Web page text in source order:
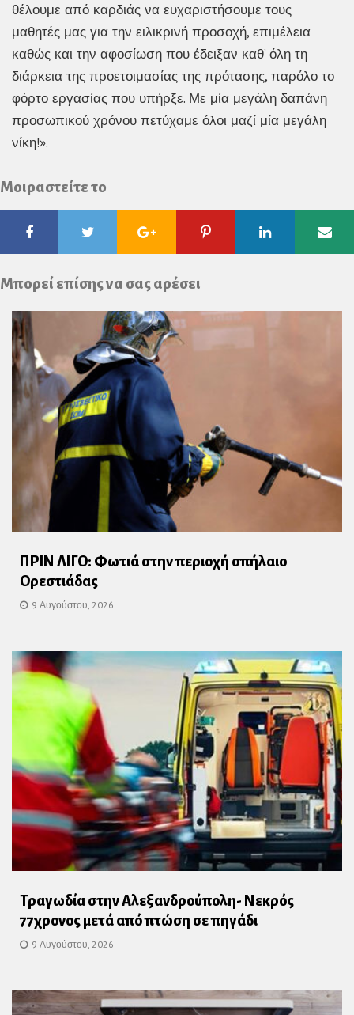
θέλουμε από καρδιάς να ευχαριστήσουμε τους
μαθητές μας για την ειλικρινή προσοχή, επιμέλεια
καθώς και την αφοσίωση που έδειξαν καθ’ όλη τη
διάρκεια της προετοιμασίας της πρότασης, παρόλο το
φόρτο εργασίας που υπήρξε. Με μία μεγάλη δαπάνη
προσωπικού χρόνου πετύχαμε όλοι μαζί μία μεγάλη
νίκη!».
Μοιραστείτε το
FacebookTwitter Google
Plus
Pinterest Linkedin
Μπορεί επίσης να σας αρέσει
ΠΡΙΝ ΛΙΓΟ: Φωτιά στην περιοχή σπήλαιο
Ορεστιάδας
9 Αυγούστου, 2026
Τραγωδία στην Αλεξανδρούπολη- Νεκρός
77χρονος μετά από πτώση σε πηγάδι
9 Αυγούστου, 2026